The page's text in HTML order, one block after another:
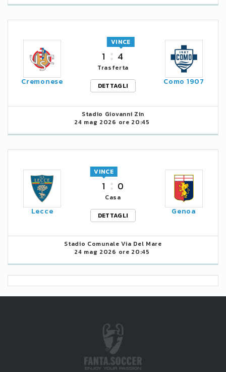
Cremonese
1 4
VINCE
Trasferta
DETTAGLI
Como 1907
Stadio Giovanni Zin
24 mag 2026 ore 20:45
Lecce
1
VINCE
0
Casa
DETTAGLI
Genoa
Stadio Comunale Via Del Mare
24 mag 2026 ore 20:45